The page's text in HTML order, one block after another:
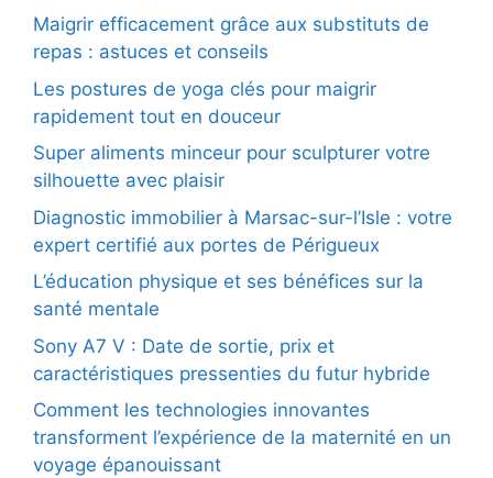
Maigrir efficacement grâce aux substituts de
repas : astuces et conseils
Les postures de yoga clés pour maigrir
rapidement tout en douceur
Super aliments minceur pour sculpturer votre
silhouette avec plaisir
Diagnostic immobilier à Marsac-sur-l’Isle : votre
expert certifié aux portes de Périgueux
L’éducation physique et ses bénéfices sur la
santé mentale
Sony A7 V : Date de sortie, prix et
caractéristiques pressenties du futur hybride
Comment les technologies innovantes
transforment l’expérience de la maternité en un
voyage épanouissant